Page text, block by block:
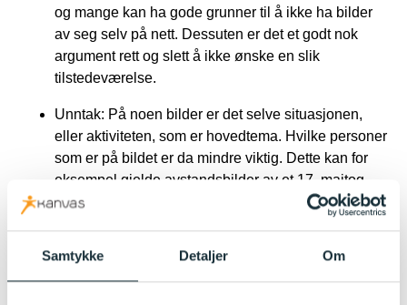
Samtykke Detaljer Om
og mange kan ha gode grunner til å ikke ha bilder
av seg selv på nett. Dessuten er det et godt nok
argument rett og slett å ikke ønske en slik
tilstedeværelse.
Unntak: På noen bilder er det selve situasjonen,
eller aktiviteten, som er hovedtema. Hvilke personer
som er på bildet er da mindre viktig. Dette kan for
eksempel gjelde avstandsbilder av et 17. maitog.
Slike bilder kan deles uten tillatelse fra de
avbildet. Ha likevel som hovedregel alltid å spørre